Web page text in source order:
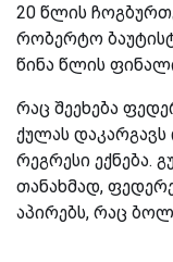
20 წლის
რობერტო
წინა წლის
რაც შეეხება
ქულას
რეგრესი ექნება.
თანახმად,
აპირებს, რაც